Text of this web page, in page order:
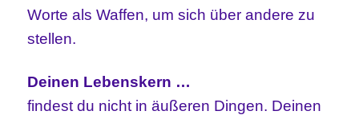
Worte als Waffen, um sich über andere zu
stellen.
Deinen Lebenskern …
findest du nicht in äußeren Dingen. Deinen